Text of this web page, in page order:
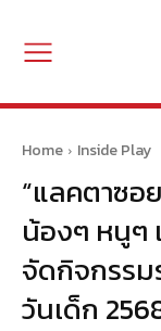
Home Inside Play
“แลคตาซอ
น้องๆ หนูๆ
จัดกิจกรรม
วันเด็ก